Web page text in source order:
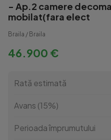
- Ap.2 camere
mobilat(fara elect
Braila / Braila
46.900 €
Rată estimată
Avans (15%)
Perioada împrumutului